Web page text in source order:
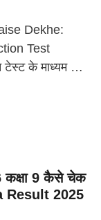
Dekhe:
Test
टेस्ट के माध्यम …
कक्षा 9 कैसे चेक
Result 2025